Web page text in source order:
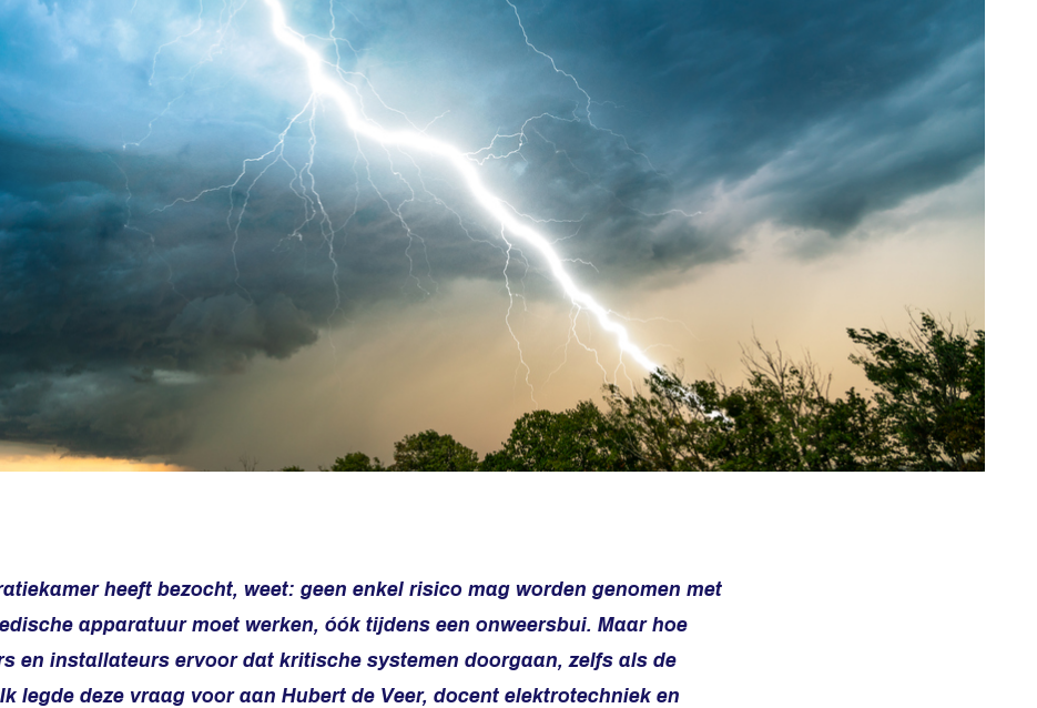
heeft bezocht, weet: geen enkel risico mag worden genomen met
apparatuur moet werken, óók tijdens een onweersbui. Maar hoe
en installateurs ervoor dat kritische systemen doorgaan, zelfs als de
legde deze vraag voor aan Hubert de Veer, docent elektrotechniek en